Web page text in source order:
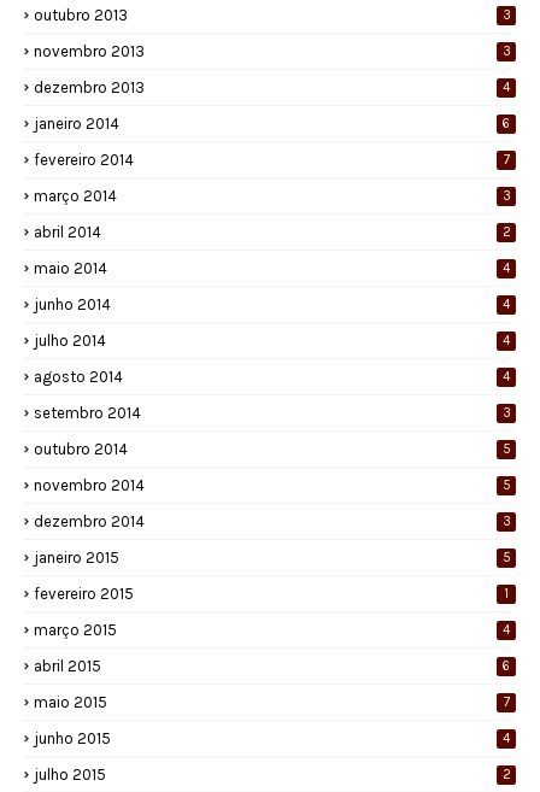
outubro 2013 3
novembro 2013 3
dezembro 2013 4
janeiro 2014 6
fevereiro 2014 7
março 2014 3
abril 2014 2
maio 2014 4
junho 2014 4
julho 2014 4
agosto 2014 4
setembro 2014 3
outubro 2014 5
novembro 2014 5
dezembro 2014 3
janeiro 2015 5
fevereiro 2015 1
março 2015 4
abril 2015 6
maio 2015 7
junho 2015 4
julho 2015 2